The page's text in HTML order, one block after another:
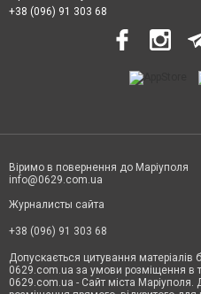
+38 (096) 91 303 68
Віримо в повернення до Маріуполя
info@0629.com.ua
Журналисты сайта
+38 (096) 91 303 68
Допускається цитування матеріалів
0629.com.ua за умови розміщення в
0629.com.ua - Сайт міста Маріуполя.